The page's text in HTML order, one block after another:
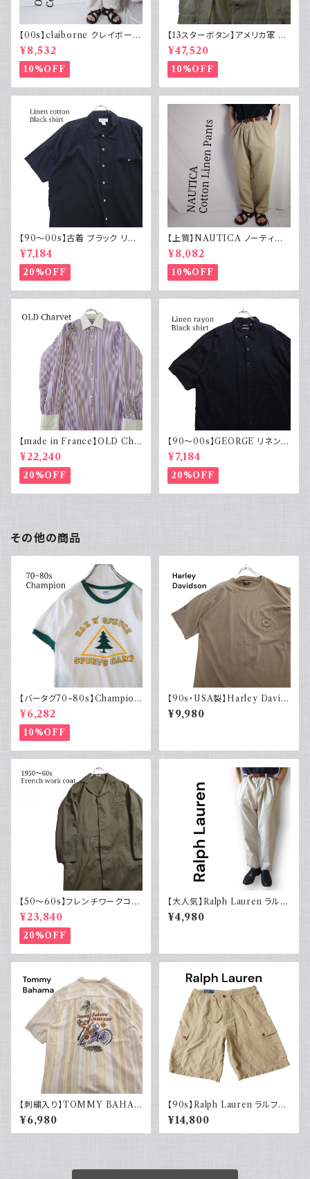
【00s】claiborne クレイボーン
リネンコットンパンツ ツータック
¥8,532
10%OFF
【13スターボタン】アメリカ軍 M
43 HBT ジャケット パッチ 軍物
実物
¥47,520
10%OFF
【90～00s】古着 ブラック リネ
ンコットンシャツ 黒 ボックスシ
ルエット
¥7,184
20%OFF
【上質】NAUTICA ノーティカ
コットンリネンパンツ ツータック
¥8,082
10%OFF
【made in France】OLD Cha
rvet ストライプ 切り替え 紫
¥22,240
20%OFF
【90～00s】GEORGE リネンレ
ーヨンシャツ 黒 ボックスシルエ
ット XL
¥7,184
20%OFF
その他の商品
【バータグ70~80s】Champion
チャンピオン リンガーTシャツ
染み込み
¥6,282
10%OFF
【90s・USA製】Harley David
son ハーレーダビッドソン ポケ
ット付き Tシャツ 古着 フェード
¥9,980
【50～60s】フレンチワークコー
ト ショップコート フレンチヴィン
テージ
¥23,840
20%OFF
【大人気】Ralph Lauren ラルフ
ローレン チノパン アイボリー
¥4,980
【刺繍入り】TOMMY BAHA
MA トミーバハマ オープンカラ
ーシャツ シルク100％ 開禁 古
着 アメカジ ストライプ
¥6,980
【90s】Ralph Lauren ラルフロ
ーレン カーゴショーツ シルクリ
ネンコットン イージーパンツ 古
着
¥14,800